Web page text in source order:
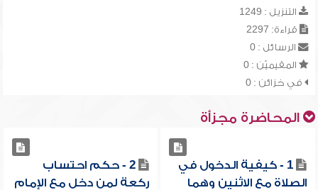
التنزيل : 1249
قراءة: 2297
الرسائل : 0
المقيميّن : 0
في خزائن : 0
المحاضرة مجزأة
1 - كيفية الدخول في
الصلاة مع الاثنين وهما
2 - حكم احتساب
ركعة لمن دخل مع الإمام